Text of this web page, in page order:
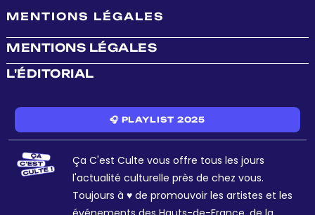
MENTIONS LÉGALES
MENTIONS LÉGALES
L'ÉDITORIAL
🎧 PLAYLIST 2025
Ça C'est Culte vous offre tous les jours
l'actualité culturelle près de chez vous.
Toujours à ♥ de promouvoir les artistes et les